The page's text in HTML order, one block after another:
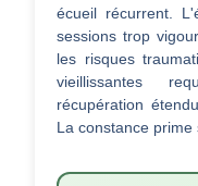
écueil récurrent.
sessions trop
les risques
vieillissantes
récupération
La constance prime